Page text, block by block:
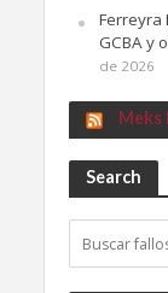
Ferreyra
GCBA y
de 2026
Meks
Search